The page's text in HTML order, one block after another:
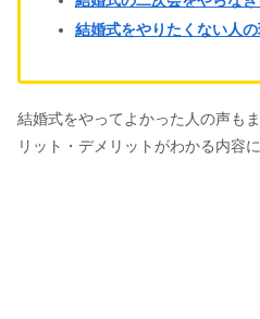
結婚式をやりたくない人の
結婚式をやってよかった人の声も
リット・デメリットがわかる内容